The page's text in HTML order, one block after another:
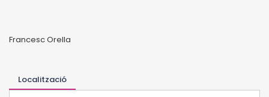
Francesc Orella
Localització